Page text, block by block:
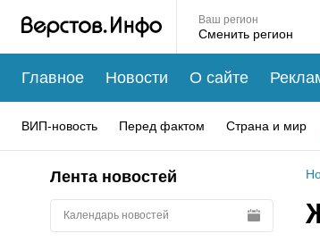
Ваш регион
Главное Новости О сайте
ВИП-новость Перед фактом Страна и мир
Лента новостей
Календарь новостей